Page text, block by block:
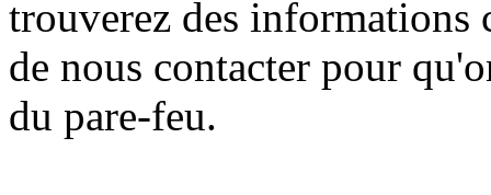
trouverez des informations
de nous contacter pour
du pare-feu.